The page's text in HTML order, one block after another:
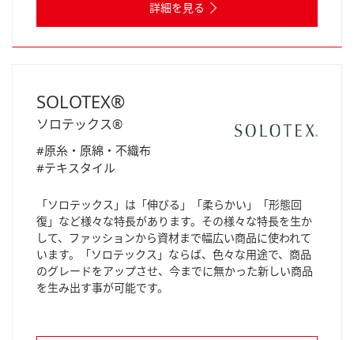
詳細を見る
SOLOTEX®
ソロテックス®
#原糸・原綿・不織布
#テキスタイル
「ソロテックス」は「伸びる」「柔らかい」「形態回
復」など様々な特長があります。その様々な特長を生か
して、ファッションから資材まで幅広い商品に使われて
います。「ソロテックス」ならば、色々な用途で、商品
のグレードをアップさせ、今までに無かった新しい商品
を生み出す事が可能です。